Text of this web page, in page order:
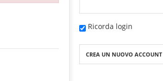
Ricorda login
CREA UN NUOVO ACCOUNT